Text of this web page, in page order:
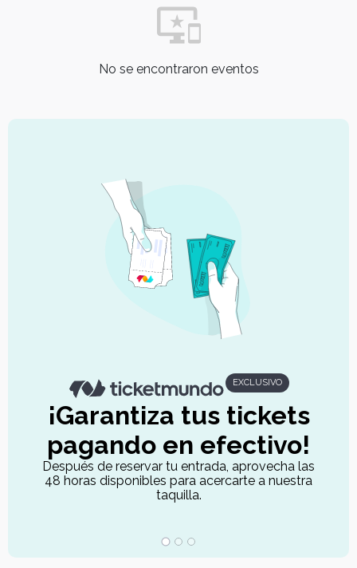
No se encontraron eventos
EXCLUSIVO
¡Garantiza tus tickets
pagando en efectivo!
Después de reservar tu entrada, aprovecha las
48 horas disponibles para acercarte a nuestra
taquilla.